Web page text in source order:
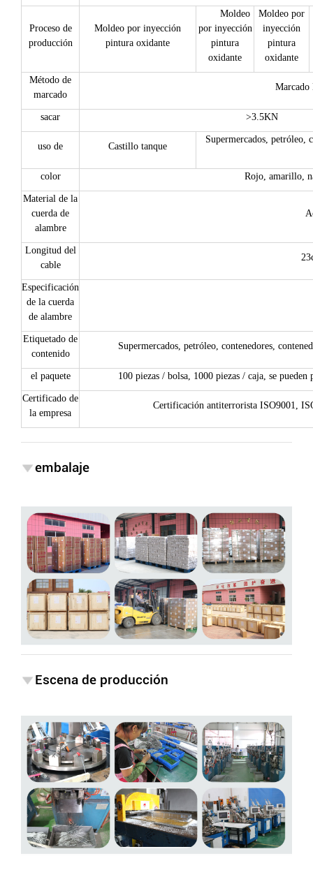
Proceso de
producción
Moldeo por inyección
pintura oxidante
Moldeo
por inyección
pintura
oxidante
Moldeo por
inyección
pintura
oxidante
Método de
marcado
Marcado
sacar >3.5KN
uso de Castillo tanque
Supermercados, petróleo,
color Rojo, amarillo,
Material de la
cuerda de
alambre
Longitud del
cable
Especificación
de la cuerda
de alambre
Etiquetado de
contenido
Supermercados, petróleo, contenedores,
el paquete 100 piezas / bolsa, 1000 piezas / caja, se
Certificado de
la empresa
Certificación antiterrorista ISO9001,
embalaje
Escena de producción